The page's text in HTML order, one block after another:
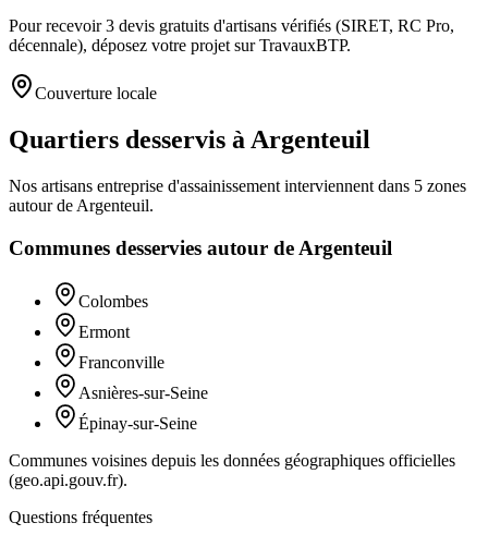
Pour recevoir 3 devis gratuits d'artisans vérifiés (SIRET, RC Pro,
décennale), déposez votre projet sur TravauxBTP.
Couverture locale
Quartiers desservis à Argenteuil
Nos artisans entreprise d'assainissement interviennent dans 5 zones
autour de Argenteuil.
Communes desservies autour de Argenteuil
Colombes
Ermont
Franconville
Asnières-sur-Seine
Épinay-sur-Seine
Communes voisines depuis les données géographiques officielles
(geo.api.gouv.fr).
Questions fréquentes